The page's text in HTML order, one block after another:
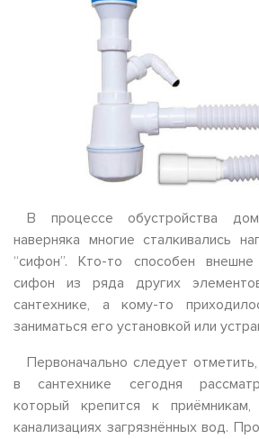
В процессе обустройства
наверняка многие сталкивались
“сифон”. Кто-то способен внешне
сифон из ряда других
сантехнике, а кому-то
заниматься его установкой или
Первоначально следует
в сантехнике сегодня
который крепится к приёмникам,
канализациях загрязнённых вод.